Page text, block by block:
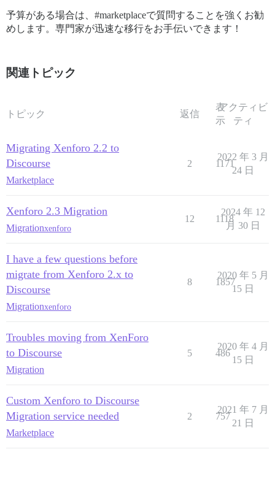
予算がある場合は、 #marketplaceで質問することを強くお勧
めします。専門家が迅速な移行をお手伝いできます ！
関連トピック
トピック 返信
表
示
アクティビ
ティ
Migrating Xenforo 2.2 to
Discourse
Marketplace
2 1171
2022 年 3 月
24 日
Xenforo 2.3 Migration
Migrationxenforo
12 1118
2024 年 12
月 30 日
I have a few questions before
migrate from Xenforo 2.x to
Discourse
Migrationxenforo
8 1857
2020 年 5 月
15 日
Troubles moving from XenForo
to Discourse
Migration
5 486
2020 年 4 月
15 日
Custom Xenforo to Discourse
Migration service needed
Marketplace
2 757
2021 年 7 月
21 日